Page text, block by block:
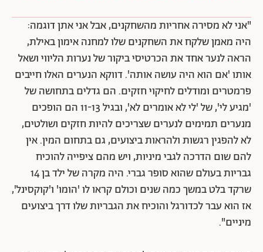
"אני לא מסירה אחריות מהשחקנים, אבל אני אתן דוגמה:
היה מאמן שלקח את השחקנים שלו למחנה אימון באילת,
הראה לנער אחד את הכרטיסי ביקור של נערות הליווי ושאל
אותו 'אם הוא היה עושה אותה'. דווקא הנערים האלו חייבים
פרמטרים ומודלים לחיקוי חזקים. הם גדלים בתחושה של
'מגיע לי', של 'לי לא אומרים לא', ובגיל 11-13 הם הופכים
מנערים תמימים לנערים שצריכים להיות חזקים ושולטים,
לא להפגין רגשות ולהראות ביצועים, גם בתחום המין. אין
להם שום הדרכה לגבי מיניות, ויש מהם ציפייה להוכיח
גבריות בעולם שהוא סופר גברי. היה מקרה של ילד בן 14
שרקד בלט במשך כמה שנים וכולם קראו לו 'הומו' ו'קוקסינל',
אז הוא עבר לכדורגל והוכיח את הגבריות שלו דרך ביצועים
מיניים".